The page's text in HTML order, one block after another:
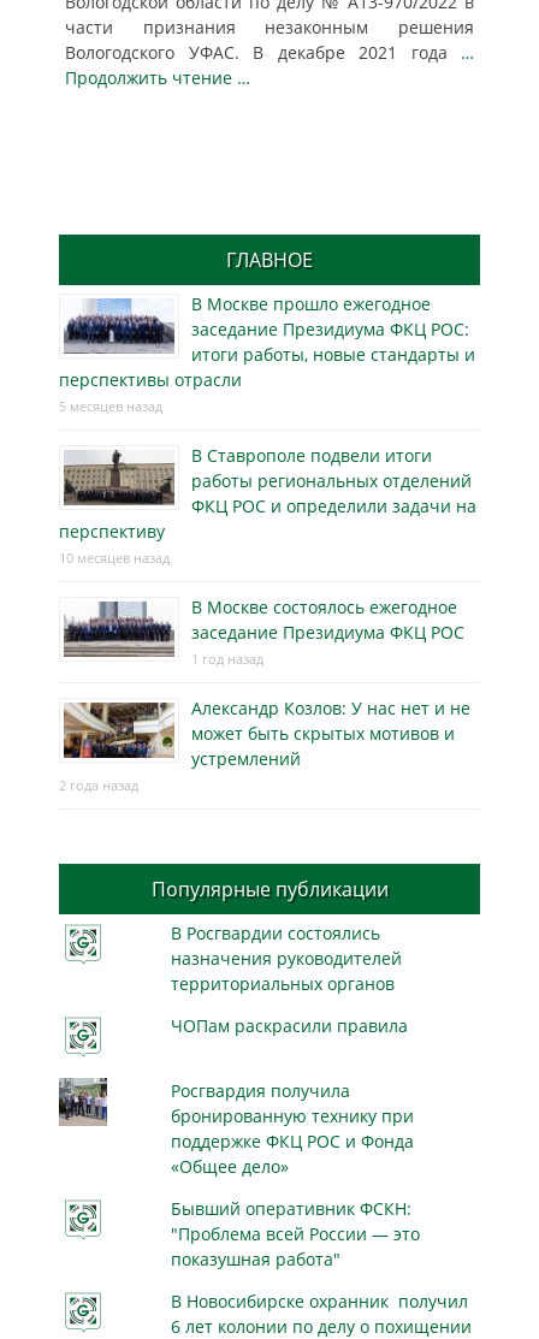
части признания незаконным решения
Вологодского УФАС. В декабре 2021 года …
Продолжить чтение …
ГЛАВНОЕ
В Москве прошло ежегодное
заседание Президиума ФКЦ РОС:
итоги работы, новые стандарты и
перспективы отрасли
5 месяцев назад
В Ставрополе подвели итоги
работы региональных отделений
ФКЦ РОС и определили задачи на
перспективу
10 месяцев назад
В Москве состоялось ежегодное
заседание Президиума ФКЦ РОС
1 год назад
Александр Козлов: У нас нет и не
может быть скрытых мотивов и
устремлений
2 года назад
Популярные публикации
В Росгвардии состоялись
назначения руководителей
территориальных органов
ЧОПам раскрасили правила
Росгвардия получила
бронированную технику при
поддержке ФКЦ РОС и Фонда
«Общее дело»
Бывший оперативник ФСКН:
"Проблема всей России — это
показушная работа"
В Новосибирске охранник получил
6 лет колонии по делу о похищении